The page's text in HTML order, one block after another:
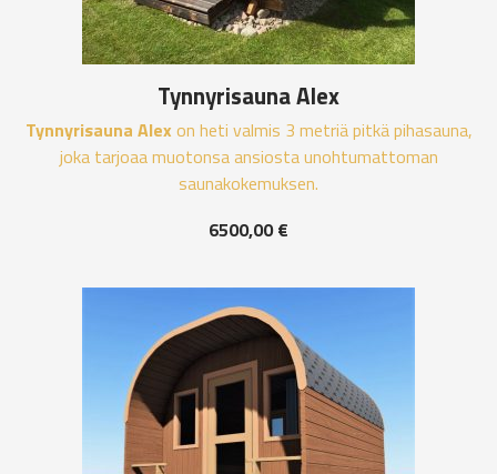
Tynnyrisauna Alex
Tynnyrisauna Alex on heti valmis 3 metriä pitkä pihasauna,
joka tarjoaa muotonsa ansiosta unohtumattoman
saunakokemuksen.
6500,00€